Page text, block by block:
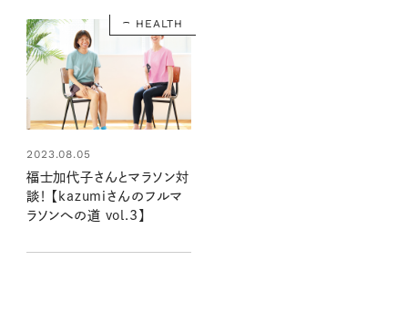
HEALTH
2023.08.05
福士加代子さんとマラソン対
談！ 【kazumiさんのフルマ
ラソンへの道 vol.3】